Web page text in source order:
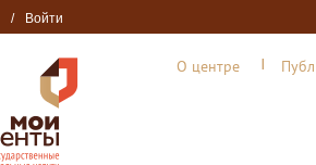
/ Войти
О центре